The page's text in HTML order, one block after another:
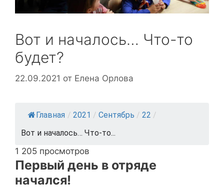
Вот и началось… Что-то
будет?
22.09.2021 от Елена Орлова
Главная / 2021 / Сентябрь / 22 /
Вот и началось… Что-то...
1 205 просмотров
Первый день в отряде
начался!